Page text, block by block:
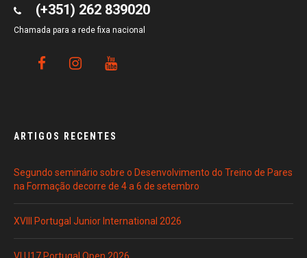
(+351) 262 839020
Chamada para a rede fixa nacional
ARTIGOS RECENTES
Segundo seminário sobre o Desenvolvimento do Treino de Pares
na Formação decorre de 4 a 6 de setembro
XVIII Portugal Junior International 2026